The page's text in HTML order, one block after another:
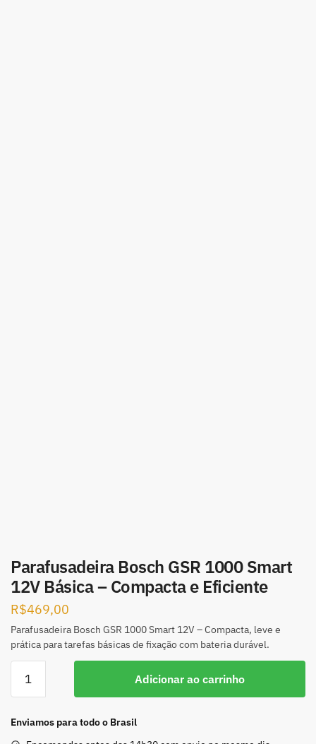
Parafusadeira Bosch GSR 1000 Smart
12V Básica – Compacta e Eficiente
R$469,00
Parafusadeira Bosch GSR 1000 Smart 12V – Compacta, leve e
prática para tarefas básicas de fixação com bateria durável.
Adicionar ao carrinho
Enviamos para todo o Brasil